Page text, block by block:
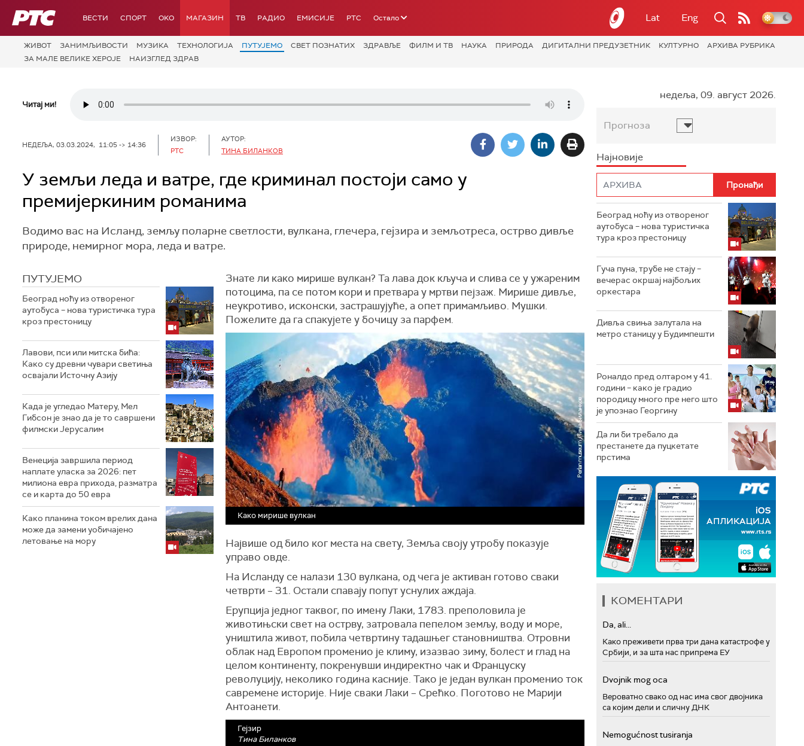
РТС ВЕСТИ СПОРТ OKO МАГАЗИН ТВ РАДИО ЕМИСИЈЕ РТС Остало Lat Eng
ЖИВОТ ЗАНИМЉИВОСТИ МУЗИКА ТЕХНОЛОГИЈA ПУТУЈЕМО СВЕТ ПОЗНАТИХ ЗДРАВЉЕ ФИЛМ И ТВ НАУКА ПРИРОДА ДИГИТАЛНИ ПРЕДУЗЕТНИК КУЛТУРНО
АРХИВА РУБРИКА
ЗА МАЛЕ ВЕЛИКЕ ХЕРОЈЕ
НАИЗГЛЕД ЗДРАВ
Читај ми!
НЕДЕЉА, 03.03.2024, 11:05 -> 14:36
ИЗВОР:
РТС
АУТОР:
ТИНА БИЛАНКОВ
У земљи леда и ватре, где криминал постоји само у
премијеркиним романима
Водимо вас на Исланд, земљу поларне светлости, вулкана, глечера, гејзира и земљотреса, острво дивље
природе, немирног мора, леда и ватре.
ПУТУЈЕМО
Београд ноћу из отвореног
аутобуса – нова туристичка тура
кроз престоницу
Лавови, пси или митска бића:
Како су древни чувари светиња
освајали Источну Азију
Када је угледао Матеру, Мел
Гибсон је знао да је то савршени
филмски Јерусалим
Венеција завршила период
наплате уласка за 2026: пет
милиона евра прихода, разматра
се и карта до 50 евра
Како планина током врелих дана
може да замени уобичајено
летовање на мору
Знате ли како мирише вулкан? Та лава док кључа и слива се у ужареним
потоцима, па се потом кори и претвара у мртви пејзаж. Мирише дивље,
неукротиво, исконски, застрашујуће, а опет примамљиво. Мушки.
Пожелите да га спакујете у бочицу за парфем.
Како мирише вулкан
Највише од било ког места на свету, Земља своју утробу показује
управо овде.
На Исланду се налази 130 вулкана, од чега је активан готово сваки
четврти – 31. Остали спавају попут уснулих аждаја.
Ерупција једног таквог, по имену Лаки, 1783. преполовила је
животињски свет на острву, затровала пепелом земљу, воду и море,
уништила живот, побила четвртину тадашњег становништва. Отровни
облак над Европом променио је климу, изазвао зиму, болест и глад на
целом континенту, покренувши индиректно чак и Француску
револуцију, неколико година касније. Тако је један вулкан променио ток
савремене историје. Није сваки Лаки – Срећко. Поготово не Марији
Антоанети.
Гејзир
Тина Биланков
недеља, 09. август 2026.
Прогноза
Најновије
Београд ноћу из отвореног
аутобуса – нова туристичка
тура кроз престоницу
Гуча пуна, трубе не стају –
вечерас окршај најбољих
оркестара
Дивља свиња залутала на
метро станицу у Будимпешти
Роналдо пред олтаром у 41.
години – како је градио
породицу много пре него што
је упознао Георгину
Да ли би требало да
престанете да пуцкетате
прстима
КОМЕНТАРИ
Da, ali...
Како преживети прва три дана катастрофе у
Србији, и за шта нас припрема ЕУ
Dvojnik mog oca
Вероватно свако од нас има свог двојника
са којим дели и сличну ДНК
Nemogućnost tusiranja